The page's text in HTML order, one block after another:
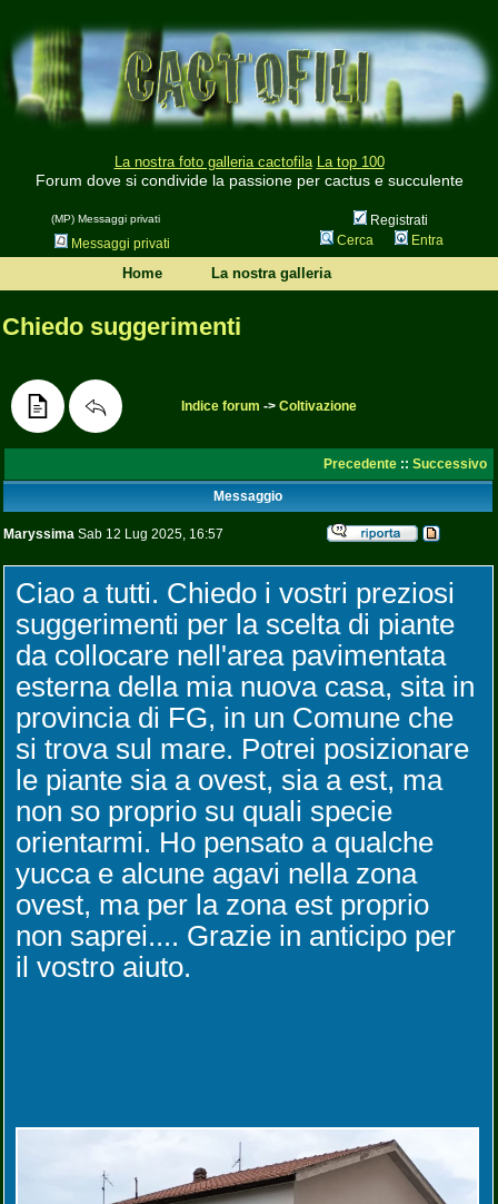
La nostra foto galleria cactofila La top 100
Forum dove si condivide la passione per cactus e succulente
(MP) Messaggi privati
Registrati
Messaggi privati
Cerca Entra
Home La nostra galleria
Chiedo suggerimenti
Indice forum -> Coltivazione
Precedente :: Successivo
Messaggio
Maryssima Sab 12 Lug 2025, 16:57
Ciao a tutti. Chiedo i vostri preziosi
suggerimenti per la scelta di piante
da collocare nell'area pavimentata
esterna della mia nuova casa, sita in
provincia di FG, in un Comune che
si trova sul mare. Potrei posizionare
le piante sia a ovest, sia a est, ma
non so proprio su quali specie
orientarmi. Ho pensato a qualche
yucca e alcune agavi nella zona
ovest, ma per la zona est proprio
non saprei.... Grazie in anticipo per
il vostro aiuto.